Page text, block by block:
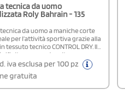
tecnica da uomo
Roly Bahrain - 135
da uomo a maniche corte
per l’attività sportiva grazie alla
tessuto tecnico CONTROL DRY. Il
rifinito con copri cuciture
inserti posizionati sulla
delle maniche e profili tono
giromanica e inserto manica
il design funzionale. Dotata di
iva esclusa per 100 pz
gratuita